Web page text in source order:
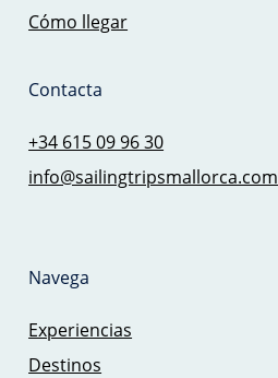
Cómo llegar
Contacta
+34 615 09 96 30
info@sailingtripsmallorca.com
Navega
Experiencias
Destinos